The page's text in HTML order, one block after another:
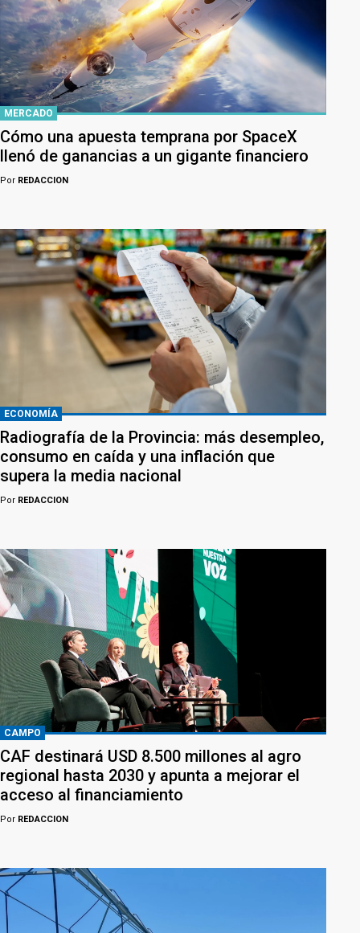
MERCADO
Cómo una apuesta temprana por SpaceX
llenó de ganancias a un gigante financiero
Por REDACCION
ECONOMÍA
Radiografía de la Provincia: más desempleo,
consumo en caída y una inflación que
supera la media nacional
Por REDACCION
CAMPO
CAF destinará USD 8.500 millones al agro
regional hasta 2030 y apunta a mejorar el
acceso al financiamiento
Por REDACCION